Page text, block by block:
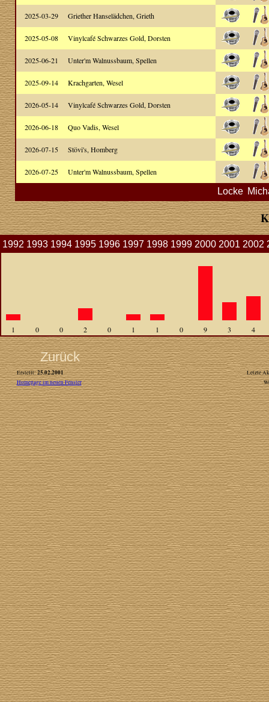
2025-03-29 Griether Hanselädchen, Grieth
2025-05-08 Vinylcafé Schwarzes Gold, Dorsten
2025-06-21 Unter'm Walnussbaum, Spellen
2025-09-14 Krachgarten, Wesel
2026-05-14 Vinylcafé Schwarzes Gold, Dorsten
2026-06-18 Quo Vadis, Wesel
2026-07-15 Stövi's, Homberg
2026-07-25 Unter'm Walnussbaum, Spellen
Locke
1992 1993 1994 1995 1996 1997 1998 1999 2000 2001 2002
1 0 0 2 0 1 1 0 9 3 4
Zurück
Erstellt:25.02.2001
Letzte
Homepage im neuen Fenster